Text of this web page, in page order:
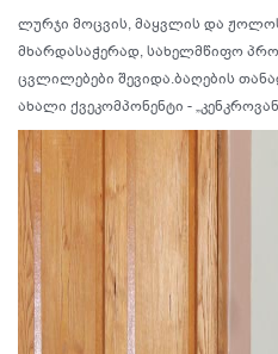
ლურჯი მოცვის, მაყვლის და ჟოლოს
მხარდასაჭერად, სახელმწიფო
ცვლილებები შევიდა.ბაღების
ახალი ქვეკომპონენტი -